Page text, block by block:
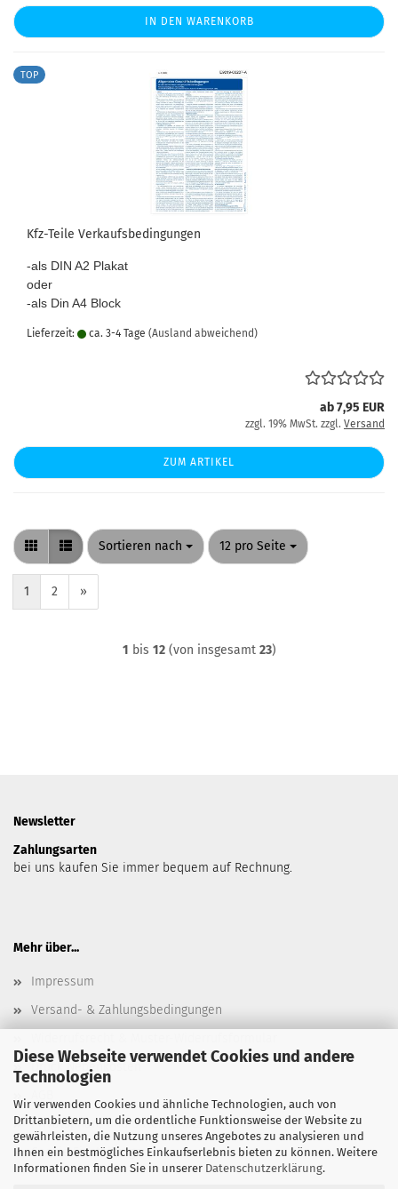
Diese Webseite verwendet Cookies und andere
Technologien
Wir verwenden Cookies und ähnliche Technologien, auch von
Drittanbietern, um die ordentliche Funktionsweise der Website zu
gewährleisten, die Nutzung unseres Angebotes zu analysieren und
Ihnen ein bestmögliches Einkaufserlebnis bieten zu können. Weitere
Informationen finden Sie in unserer Datenschutzerklärung.
IN DEN WARENKORB
TOP
Kfz-Teile Verkaufsbedingungen
-als DIN A2 Plakat
oder
-als Din A4 Block
Lieferzeit: ca. 3-4 Tage (Ausland abweichend)
ab 7,95 EUR
zzgl. 19% MwSt. zzgl. Versand
ZUM ARTIKEL
Sortieren nach
Sortieren nach 12 pro Seite
pro Seite
1 2 »
1 bis 12(von insgesamt 23)
Newsletter
Zahlungsarten
bei uns kaufen Sie immer bequem auf Rechnung.
Mehr über...
Impressum
Versand- & Zahlungsbedingungen
Druck Nebenkosten
Privatsphäre und Datenschutz
Cookie Einstellungen